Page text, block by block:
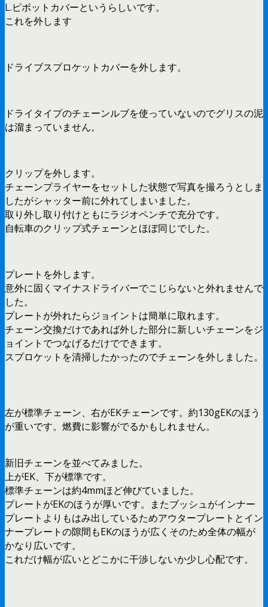
L.ピボットカバーというらしいです。
これを外します
ドライブスプロケットカバーを外します。
ドライタイプのチェーンルブを使っていないのでグリスの泥
は溜まっていません。
クリップを外します。
チェーンプライヤーをセットした状態で写真を撮ろうとしま
したがシャッター前に外れてしまいました。
取り外し取り付けともにラジオペンチで充分です。
自転車のクリップ式チェーンとほぼ同じでした。
プレートを外します。
意外に固くマイナスドライバーでこじらないと外れませんで
した。
プレートが外れたらジョイントは簡単に取れます。
チェーン交換だけであれば外した部分に新しいチェーンをジ
ョイントでつなげるだけでできます。
スプロケットを清掃したかったのでチェーンを外しました。
左が標準チェーン、右がEKチェーンです。約130gEKのほう
が重いです。燃費に影響がでるかもしれません。
新旧チェーンを並べてみました。
上がEK、下が標準です。
標準チェーンは約4mmほど伸びていました。
プレートがEKのほうが厚いです。またブッシュがインナー
プレートよりもはみ出しているためアウタープレートとイン
ナープレートの隙間もEKのほうが広くそのため全体の幅が
かなり広いです。
これだけ幅が広いとどこかに干渉しないか少し心配です。